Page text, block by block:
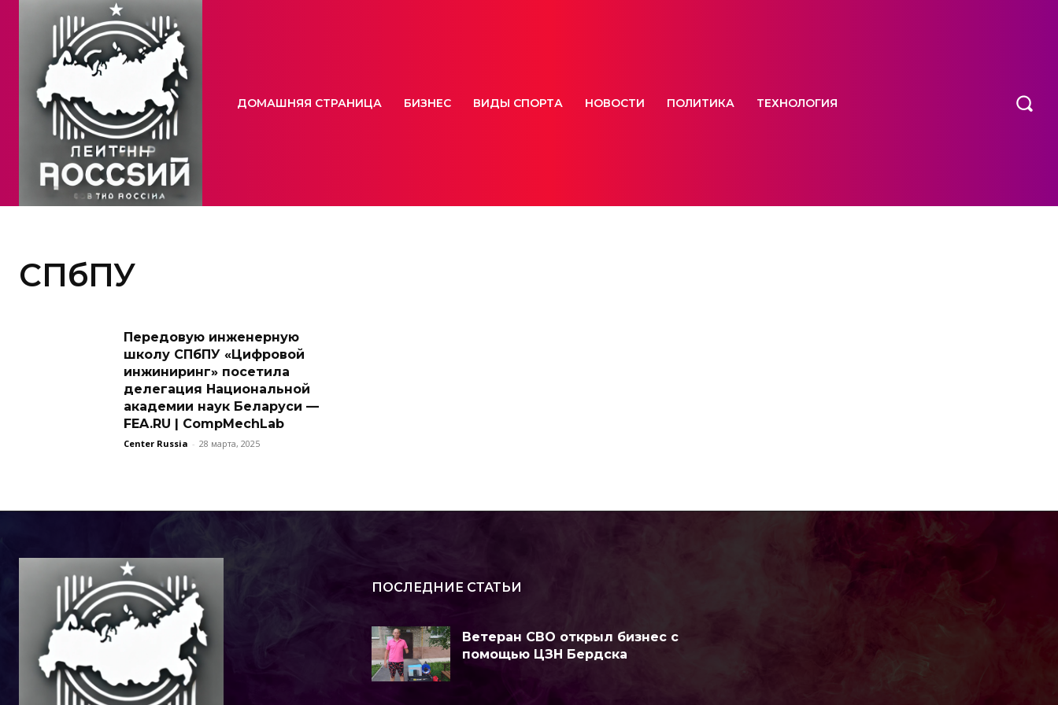
ДОМАШНЯЯ СТРАНИЦА БИЗНЕС ВИДЫ СПОРТА НОВОСТИ ПОЛИТИКА ТЕХНОЛОГИЯ
СПбПУ
Передовую инженерную
школу СПбПУ «Цифровой
инжиниринг» посетила
делегация Национальной
академии наук Беларуси —
FEA.RU | CompMechLab
Center Russia - 28 марта, 2025
ПОСЛЕДНИЕ СТАТЬИ
Ветеран СВО открыл бизнес с
помощью ЦЗН Бердска